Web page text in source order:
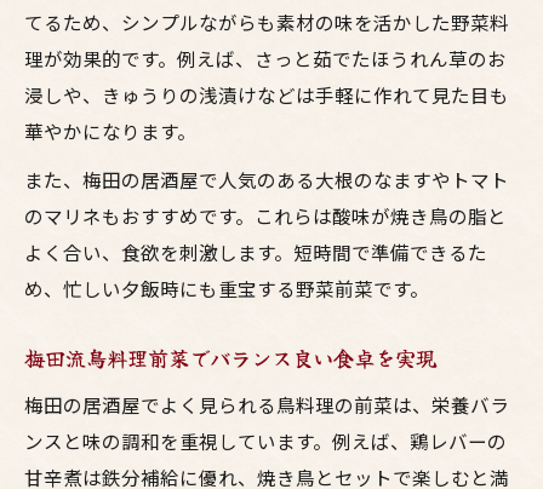
てるため、シンプルながらも素材の味を活かした野菜料
理が効果的です。例えば、さっと茹でたほうれん草のお
浸しや、きゅうりの浅漬けなどは手軽に作れて見た目も
華やかになります。
また、梅田の居酒屋で人気のある大根のなますやトマト
のマリネもおすすめです。これらは酸味が焼き鳥の脂と
よく合い、食欲を刺激します。短時間で準備できるた
め、忙しい夕飯時にも重宝する野菜前菜です。
梅田流鳥料理前菜でバランス良い食卓を実現
梅田の居酒屋でよく見られる鳥料理の前菜は、栄養バラ
ンスと味の調和を重視しています。例えば、鶏レバーの
甘辛煮は鉄分補給に優れ、焼き鳥とセットで楽しむと満